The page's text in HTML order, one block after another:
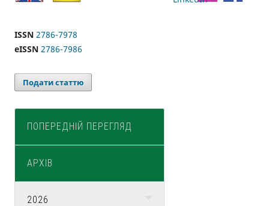
ISSN 2786-7978
eISSN 2786-7986
Подати статтю
ПОПЕРЕДНІЙ ПЕРЕГЛЯД
АРХІВ
2026